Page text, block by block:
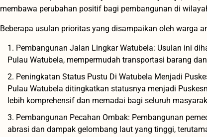
membawa perubahan positif bagi pembangunan di
Beberapa usulan prioritas yang disampaikan oleh warga
Pembangunan Jalan Lingkar Watubela: Usulan ini
Pulau Watubela, mempermudah transportasi barang
Peningkatan Status Pustu Di Watubela Menjadi
Pulau Watubela ditingkatkan statusnya menjadi
lebih komprehensif dan memadai bagi seluruh
Pembangunan Pecahan Ombak: Pembangunan
abrasi dan dampak gelombang laut yang tinggi,